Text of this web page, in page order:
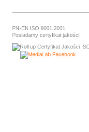
PN-EN ISO 9001:2001
Posiadamy certyfikat jakości